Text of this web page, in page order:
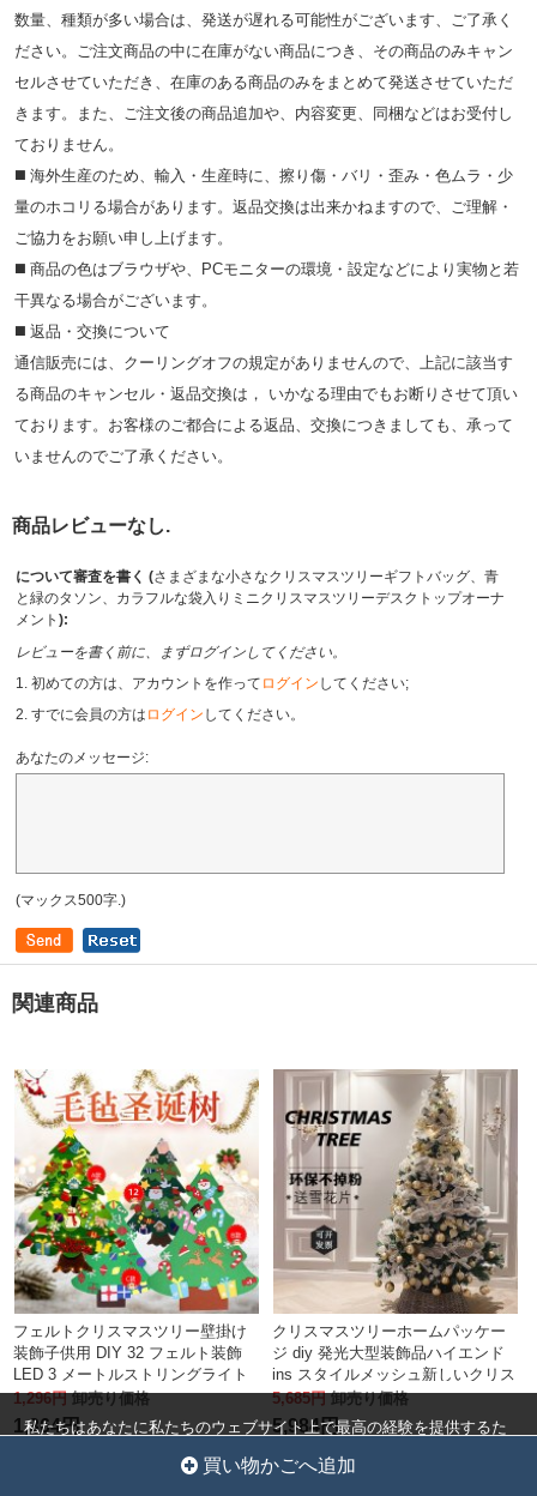
数量、種類が多い場合は、発送が遅れる可能性がございます、ご了承く
ださい。ご注文商品の中に在庫がない商品につき、その商品のみキャン
セルさせていただき、在庫のある商品のみをまとめて発送させていただ
きます。また、ご注文後の商品追加や、内容変更、同梱などはお受付し
ておりません。
◼️ 海外⽣産のため、輸⼊・⽣産時に、擦り傷・バリ・歪み・色ムラ・少
量のホコリる場合があります。返品交換は出来かねますので、ご理解・
ご協⼒をお願い申し上げます。
◼️ 商品の⾊はブラウザや、PCモニターの環境・設定などにより実物と若
⼲異なる場合がございます。
◼️ 返品・交換について
通信販売には、クーリングオフの規定がありませんので、上記に該当す
る商品のキャンセル・返品交換は， いかなる理由でもお断りさせて頂い
ております。お客様のご都合による返品、交換につきましても、承って
いませんのでご了承ください。
商品レビューなし.
について審査を書く (さまざまな小さなクリスマスツリーギフトバッグ、青
と緑のタソン、カラフルな袋入りミニクリスマスツリーデスクトップオーナ
メント ):
レビューを書く前に、まずログインしてください。
1. 初めての方は、アカウントを作って ログイン してください;
2. すでに会員の方は ログイン してください。
あなたのメッセージ:
(マックス500字.)
関連商品
フェルトクリスマスツリー壁掛け
装飾子供用 DIY 32 フェルト装飾
LED 3 メートルストリングライト
付き
1,296円卸売り価格
1,364円
クリスマスツリーホームパッケー
ジ diy 発光大型装飾品ハイエンド
ins スタイルメッシュ新しいクリス
マス装飾
5,685円卸売り価格
5,984円
1 - 3営業日で出荷され
買い物かごへ追加
私たちはあなたに私たちのウェブサイト上で最高の経験を提供するた
クッキー設定